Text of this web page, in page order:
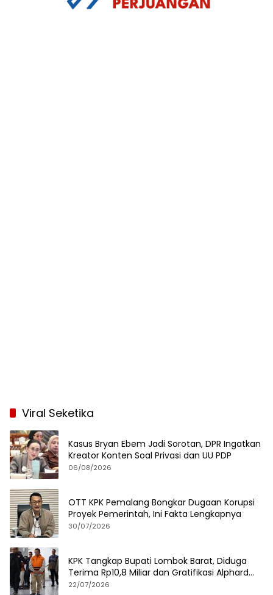
Viral Seketika
Kasus Bryan Ebem Jadi Sorotan, DPR Ingatkan
Kreator Konten Soal Privasi dan UU PDP
06/08/2026
OTT KPK Pemalang Bongkar Dugaan Korupsi
Proyek Pemerintah, Ini Fakta Lengkapnya
30/07/2026
KPK Tangkap Bupati Lombok Barat, Diduga
Terima Rp10,8 Miliar dan Gratifikasi Alphard
hingga iPhone 17 Pro
22/07/2026